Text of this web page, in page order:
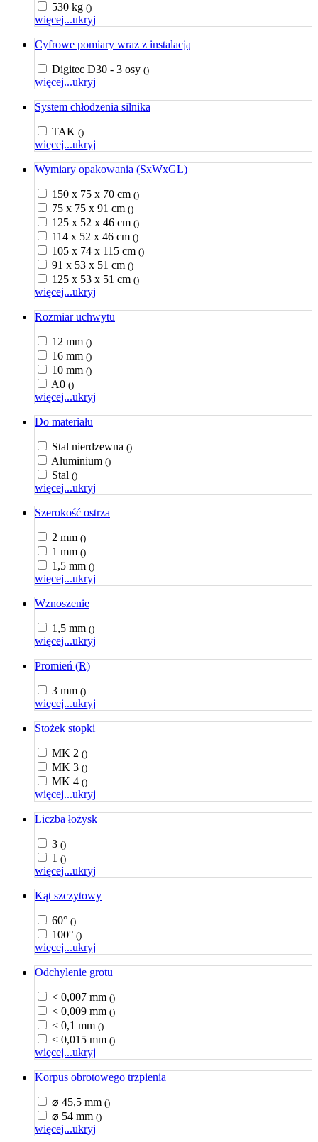
530 kg ()
więcej...ukryj
Cyfrowe pomiary wraz z instalacją
Digitec D30 - 3 osy ()
więcej...ukryj
System chłodzenia silnika
TAK ()
więcej...ukryj
Wymiary opakowania (SxWxGL)
150 x 75 x 70 cm ()
75 x 75 x 91 cm ()
125 x 52 x 46 cm ()
114 x 52 x 46 cm ()
105 x 74 x 115 cm ()
91 x 53 x 51 cm ()
125 x 53 x 51 cm ()
więcej...ukryj
Rozmiar uchwytu
12 mm ()
16 mm ()
10 mm ()
A0 ()
więcej...ukryj
Do materiału
Stal nierdzewna ()
Aluminium ()
Stal ()
więcej...ukryj
Szerokość ostrza
2 mm ()
1 mm ()
1,5 mm ()
więcej...ukryj
Wznoszenie
1,5 mm ()
więcej...ukryj
Promień (R)
3 mm ()
więcej...ukryj
Stożek stopki
MK 2 ()
MK 3 ()
MK 4 ()
więcej...ukryj
Liczba łożysk
3 ()
1 ()
więcej...ukryj
Kąt szczytowy
60° ()
100° ()
więcej...ukryj
Odchylenie grotu
< 0,007 mm ()
< 0,009 mm ()
< 0,1 mm ()
< 0,015 mm ()
więcej...ukryj
Korpus obrotowego trzpienia
⌀ 45,5 mm ()
⌀ 54 mm ()
więcej...ukryj